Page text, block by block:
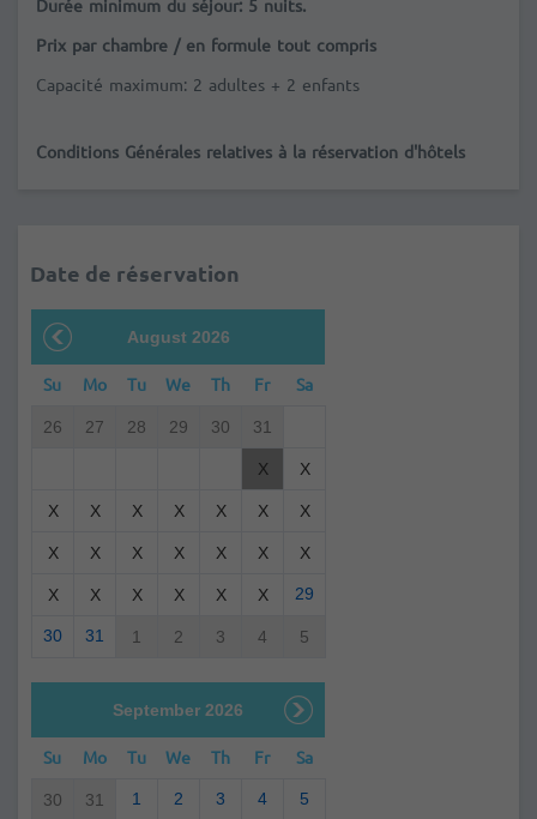
Durée minimum du séjour: 5 nuits.
Prix par chambre / en formule tout compris
Capacité maximum: 2 adultes + 2 enfants
Conditions Générales relatives à la réservation d'hôtels
Date de réservation
August 2026
Su Mo Tu We Th Fr Sa
26 27 28 29 30 31
X X
X X X X X X X
X X X X X X X
X X X X X X 29
30 31 1 2 3 4 5
September 2026
Su Mo Tu We Th Fr Sa
30 31 1 2 3 4 5